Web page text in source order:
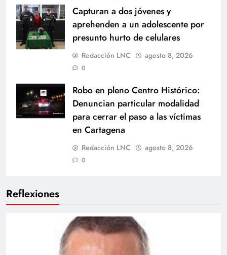
Reflexiones
Capturan a dos jóvenes y
aprehenden a un adolescente por
presunto hurto de celulares
Redacción LNC agosto 8, 2026
0
Robo en pleno Centro Histórico:
Denuncian particular modalidad
para cerrar el paso a las víctimas
en Cartagena
Redacción LNC agosto 8, 2026
0